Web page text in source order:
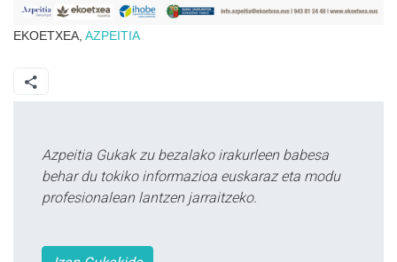
EKOETXEA, AZPEITIA
Azpeitia Gukak zu bezalako irakurleen babesa
behar du tokiko informazioa euskaraz eta modu
profesionalean lantzen jarraitzeko.